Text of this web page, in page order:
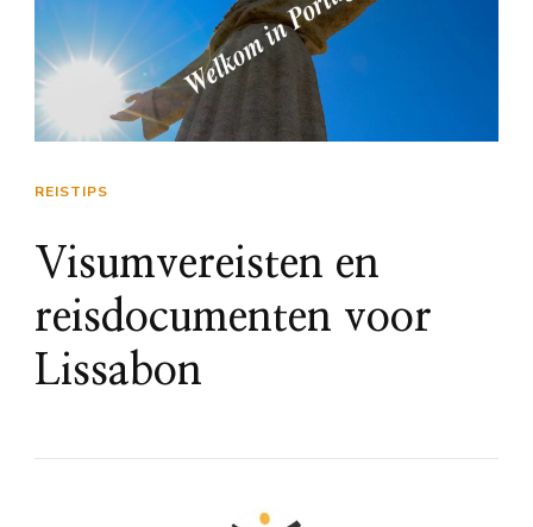
REISTIPS
Visumvereisten en
reisdocumenten voor
Lissabon